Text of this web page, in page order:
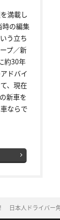
満載し
時の編集
う立ち
プ／新
約30年
ドバイ
、現在
新車を
ならで
日本人ドライバー